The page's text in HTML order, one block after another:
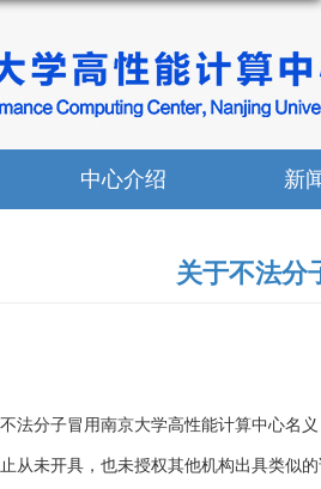
中心介绍 新
关于不法分
法分子冒用南京大学高性能计算中心名
从未开具，也未授权其他机构出具类似